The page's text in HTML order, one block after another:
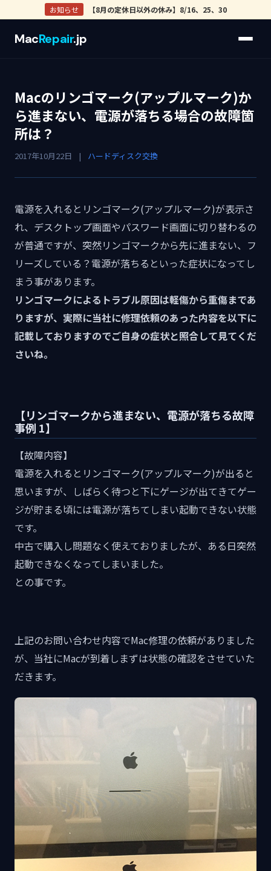
お知らせ 【8月の定休日以外の休み】8/16、25、30
MacRepair.jp
Macのリンゴマーク(アップルマーク)か
ら進まない、電源が落ちる場合の故障箇
所は？
2017年10月22日 | ハードディスク交換
電源を入れるとリンゴマーク(アップルマーク)が表示さ
れ、デスクトップ画面やパスワード画面に切り替わるの
が普通ですが、突然リンゴマークから先に進まない、フ
リーズしている？電源が落ちるといった症状になってし
まう事があります。
リンゴマークによるトラブル原因は軽傷から重傷まであ
りますが、実際に当社に修理依頼のあった内容を以下に
記載しておりますのでご自身の症状と照合して見てくだ
さいね。
【リンゴマークから進まない、電源が落ちる故障
事例 1】
【故障内容】
電源を入れるとリンゴマーク(アップルマーク)が出ると
思いますが、しばらく待つと下にゲージが出てきてゲー
ジが貯まる頃には電源が落ちてしまい起動できない状態
です。
中古で購入し問題なく使えておりましたが、ある日突然
起動できなくなってしまいました。
との事です。
上記のお問い合わせ内容でMac修理の依頼がありました
が、当社にMacが到着しまずは状態の確認をさせていた
だきます。